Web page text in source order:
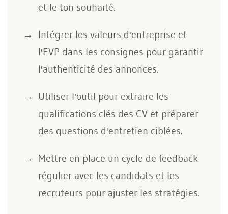
et le ton souhaité.
Intégrer les valeurs d'entreprise et
l'EVP dans les consignes pour garantir
l'authenticité des annonces.
Utiliser l'outil pour extraire les
qualifications clés des CV et préparer
des questions d'entretien ciblées.
Mettre en place un cycle de feedback
régulier avec les candidats et les
recruteurs pour ajuster les stratégies.